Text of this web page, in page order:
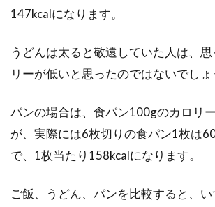
健康増進を望むな
玉ねぎは、和食にも洋食
ラダなど...
コントロールする
147kcalになります。
うどんは太ると敬遠していた人は、
リーが低いと思ったのではないでしょ
パンの場合は、食パン100gのカロリ
が、実際には6枚切りの食パン1枚は
で、1枚当たり158kcalになります。
ご飯、うどん、パンを比較すると、